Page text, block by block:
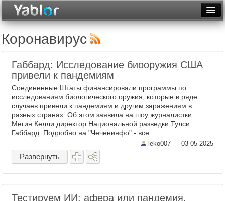
Неделя
Месяц
Рейтинги
Архив
Фототоп
Видеотоп
Коронавирус
Габбард: Исследование биооружия США
привели к пандемиям
Соединенные Штаты финансировали программы по
исследованиям биологического оружия, которые в ряде
случаев привели к пандемиям и другим заражениям в
разных странах. Об этом заявила на шоу журналистки
Мегин Келли директор Национальной разведки Тулси
Габбард. Подробно на "Чеченинфо" - все ...
leko007 — 03-05-2025
Развернуть
Тестируем ИИ: афера или пандемия.